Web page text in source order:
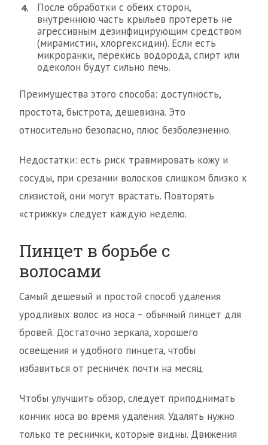
После обработки с обеих сторон,
внутреннюю часть крыльев протереть не
агрессивным дезинфицирующим средством
(мирамистин, хлоргексидин). Если есть
микроранки, перекись водорода, спирт или
одеколон будут сильно печь.
Преимущества этого способа: доступность,
простота, быстрота, дешевизна. Это
относительно безопасно, плюс безболезненно.
Недостатки: есть риск травмировать кожу и
сосуды, при срезании волосков слишком близко к
слизистой, они могут врастать. Повторять
«стрижку» следует каждую неделю.
Пинцет в борьбе с
волосами
Самый дешевый и простой способ удаления
уродливых волос из носа – обычный пинцет для
бровей. Достаточно зеркала, хорошего
освещения и удобного пинцета, чтобы
избавиться от ресничек почти на месяц.
Чтобы улучшить обзор, следует приподнимать
кончик носа во время удаления. Удалять нужно
только те реснички, которые видны. Движения